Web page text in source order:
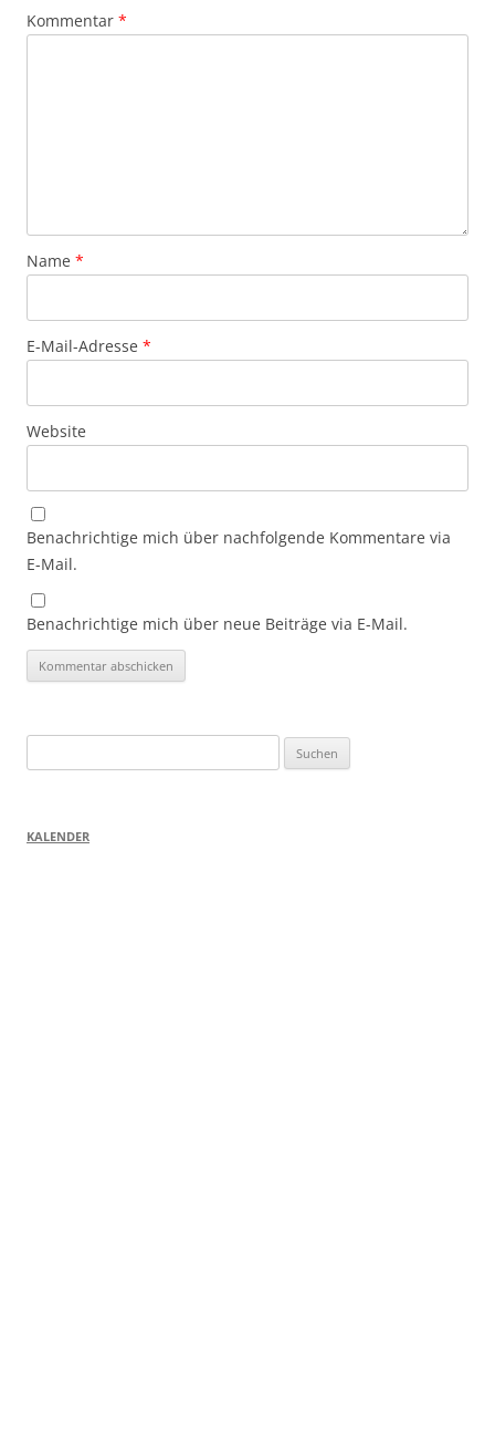
Kommentar *
Name *
E-Mail-Adresse *
Website
Benachrichtige mich über nachfolgende Kommentare via
E-Mail.
Benachrichtige mich über neue Beiträge via E-Mail.
nach:
KALENDER